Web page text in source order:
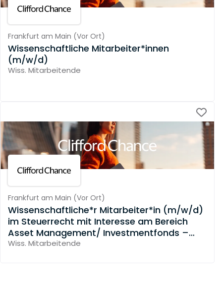
Frankfurt am Main (Vor Ort)
Wissenschaftliche Mitarbeiter*innen
(m/w/d)
Wiss. Mitarbeitende
Frankfurt am Main (Vor Ort)
Wissenschaftliche*r Mitarbeiter*in (m/w/d)
im Steuerrecht mit Interesse am Bereich
Asset Management/ Investmentfonds –
Frankfurt
Wiss. Mitarbeitende